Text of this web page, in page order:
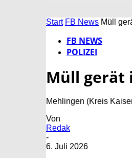
Start FB News Müll
FB NEWS
POLIZEI
Müll gerät
Mehlingen (Kreis
Von
Redak
-
6. Juli 2026